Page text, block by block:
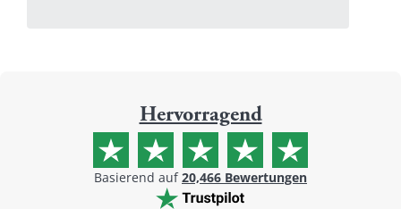
Hervorragend
Basierend auf 20,466 Bewertungen